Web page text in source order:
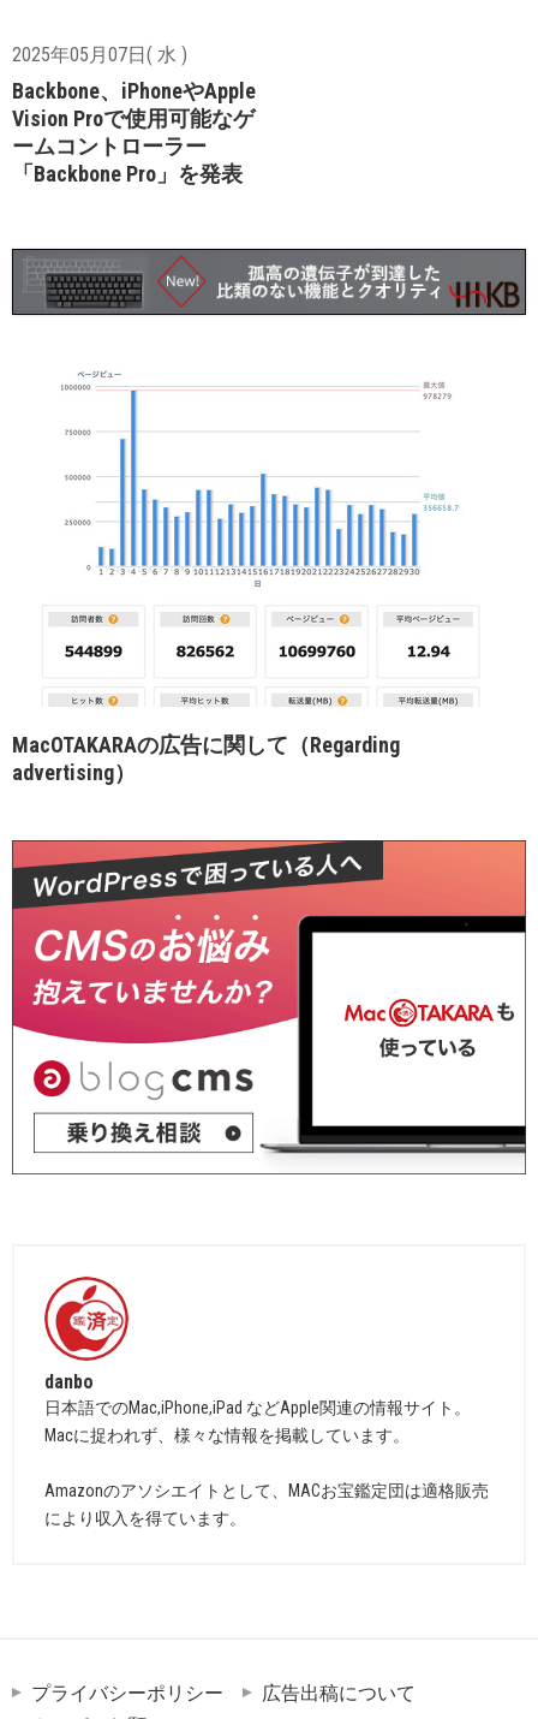
2025年05月07日( 水 )
Backbone、iPhoneやApple
Vision Proで使用可能なゲ
ームコントローラー
「Backbone Pro」を発表
MacOTAKARAの広告に関して（Regarding
advertising）
danbo
日本語でのMac,iPhone,iPad などApple関連の情報サイト。
Macに捉われず、様々な情報を掲載しています。
Amazonのアソシエイトとして、MACお宝鑑定団は適格販売
により収入を得ています。
プライバシーポリシー
広告出稿について